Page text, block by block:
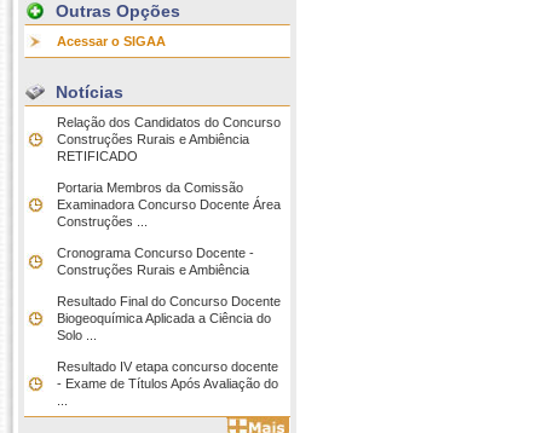
Outras Opções
Acessar o SIGAA
Notícias
Relação dos Candidatos do Concurso
Construções Rurais e Ambiência 
RETIFICADO
Portaria Membros da Comissão
Examinadora Concurso Docente Área
Construções ...
Cronograma Concurso Docente -
Construções Rurais e Ambiência
Resultado Final do Concurso Docente
Biogeoquímica Aplicada a Ciência do
Solo ...
Resultado IV etapa concurso docente
- Exame de Títulos Após Avaliação do